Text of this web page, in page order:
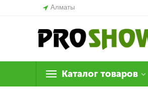
Алматы
Каталог товаров